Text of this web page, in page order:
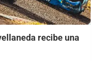
recibe una